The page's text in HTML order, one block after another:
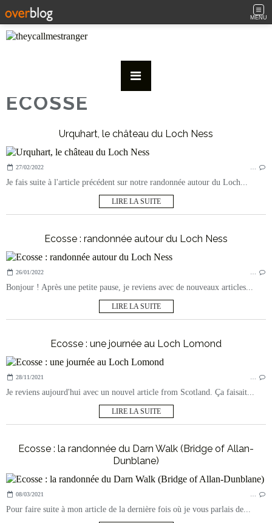
MENU
ECOSSE
Urquhart, le château du Loch Ness
27/02/2022 …
Je fais suite à l'article précédent sur notre randonnée autour du Loch...
LIRE LA SUITE
Ecosse : randonnée autour du Loch Ness
26/01/2022 …
Bonjour ! Après une petite pause, je reviens avec de nouveaux articles...
LIRE LA SUITE
Ecosse : une journée au Loch Lomond
28/11/2021 …
Je reviens aujourd'hui avec un nouvel article from Scotland. Ça faisait...
LIRE LA SUITE
Ecosse : la randonnée du Darn Walk (Bridge of Allan-
Dunblane)
08/03/2021 …
Pour faire suite à mon article de la dernière fois où je vous parlais de...